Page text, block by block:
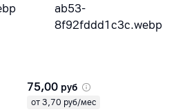
75,00 руб
от 3,70 руб/мес